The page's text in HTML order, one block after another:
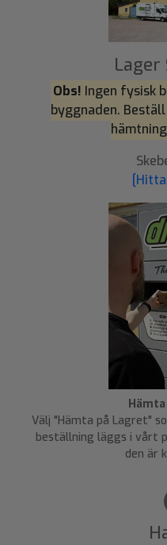
Lager
Obs! Ingen fysisk
byggnaden.
Välj "Hämta på Lagret"
beställning läggs i vårt
den är